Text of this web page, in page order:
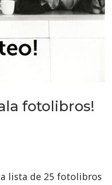
fotolibros!
lista de 25 fotolibros